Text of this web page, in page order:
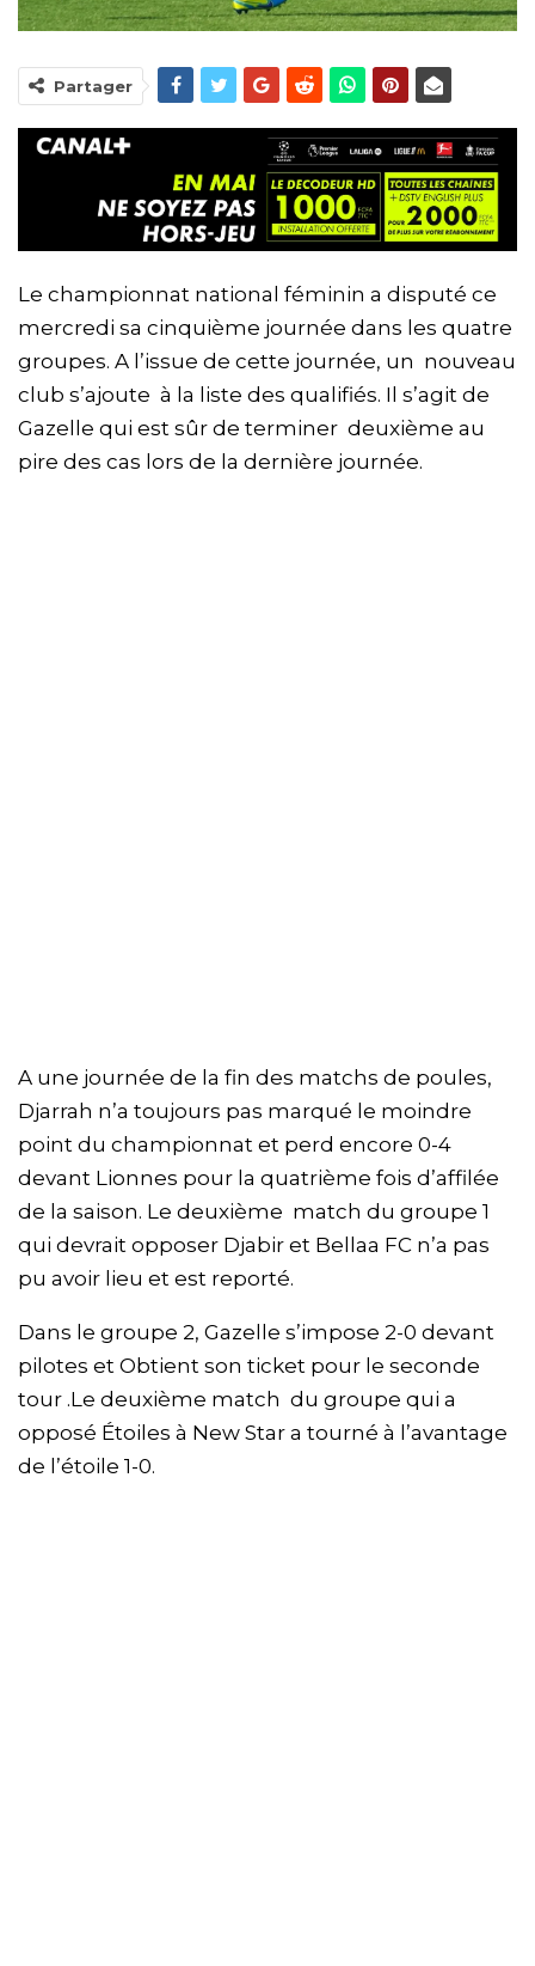
Partager
Le championnat national féminin a disputé ce
mercredi sa cinquième journée dans les quatre
groupes. A l’issue de cette journée, un nouveau
club s’ajoute à la liste des qualifiés. Il s’agit de
Gazelle qui est sûr de terminer deuxième au
pire des cas lors de la dernière journée.
A une journée de la fin des matchs de poules,
Djarrah n’a toujours pas marqué le moindre
point du championnat et perd encore 0-4
devant Lionnes pour la quatrième fois d’affilée
de la saison. Le deuxième match du groupe 1
qui devrait opposer Djabir et Bellaa FC n’a pas
pu avoir lieu et est reporté.
Dans le groupe 2, Gazelle s’impose 2-0 devant
pilotes et Obtient son ticket pour le seconde
tour .Le deuxième match du groupe qui a
opposé Étoiles à New Star a tourné à l’avantage
de l’étoile 1-0.